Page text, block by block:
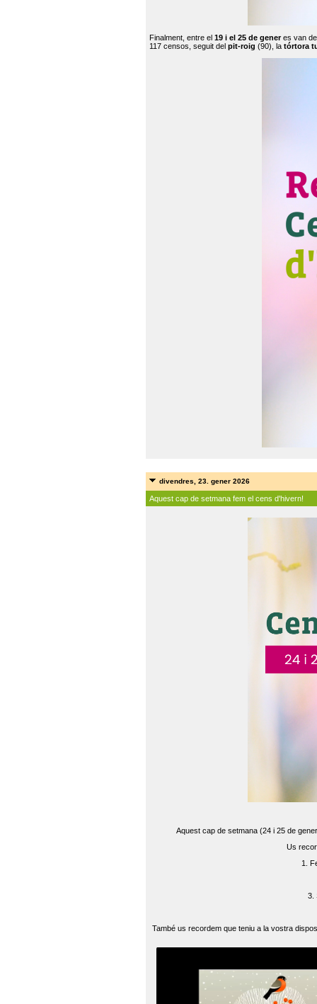
Finalment, entre el 19 i el 25 de generes van
117 censos, seguit del pit-roig (90), la tórtora
divendres, 23. gener 2026
Aquest cap de setmana fem el cens d'hivern!
Aquest cap de setmana (24 i 25 de
Us
1.
3.
També us recordem que teniu a la vostra